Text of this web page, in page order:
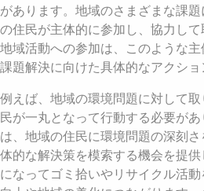
があります。地域のさまざまな課
の住民が主体的に参加し、協力して
地域活動への参加は、このような主
課題解決に向けた具体的なアクショ
例えば、地域の環境問題に対して
民が一丸となって行動する必要が
は、地域の住民に環境問題の深刻
体的な解決策を模索する機会を提
になってゴミ拾いやリサイクル活